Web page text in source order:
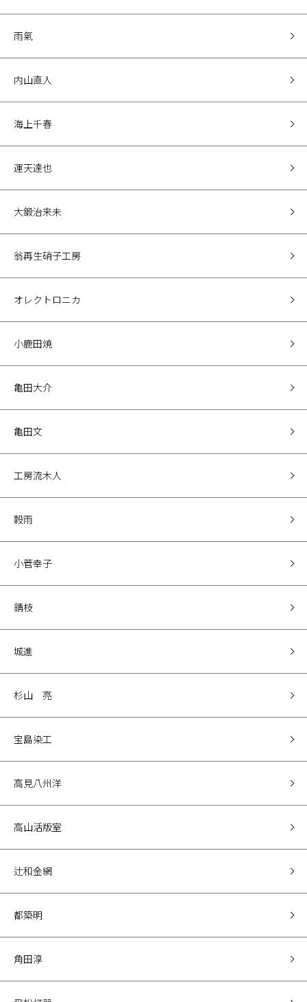
雨氣
内山直人
海上千春
運天達也
大鍛治来未
翁再生硝子工房
オレクトロニカ
小鹿田焼
亀田大介
亀田文
工房流木人
穀雨
小菅幸子
錆枝
城進
杉山 亮
宝島染工
高見八州洋
高山活版室
辻和金網
都築明
角田淳